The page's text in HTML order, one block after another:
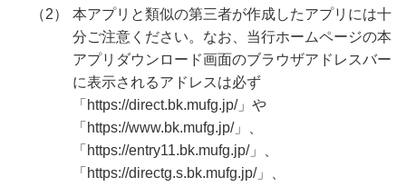
本アプリと類似の第三者が作成したアプリには十
分ご注意ください。なお、当行ホームページの本
アプリダウンロード画面のブラウザアドレスバー
に表示されるアドレスは必ず
「https://direct.bk.mufg.jp/」や
「https://www.bk.mufg.jp/」、
「https://entry11.bk.mufg.jp/」、
「https://directg.s.bk.mufg.jp/」、